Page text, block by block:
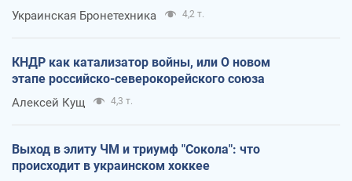
Украинская Бронетехника 4,2 т.
КНДР как катализатор войны, или О новом
этапе российско-северокорейского союза
Алексей Кущ 4,3 т.
Выход в элиту ЧМ и триумф "Сокола": что
происходит в украинском хоккее